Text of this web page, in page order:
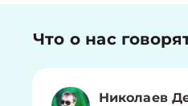
Что о нас
Николаев